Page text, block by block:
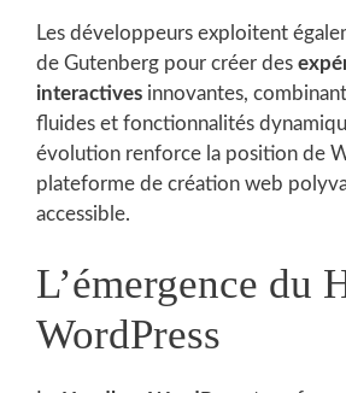
Les développeurs exploitent
de Gutenberg pour créer des
interactives innovantes,
fluides et fonctionnalités
évolution renforce la position de
plateforme de création web
accessible.
L’émergence du
WordPress